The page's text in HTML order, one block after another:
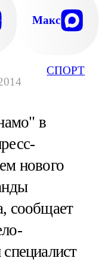
СПОРТ
Макс
в
нового
сообщает